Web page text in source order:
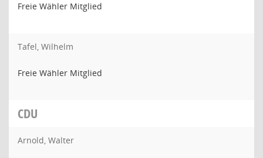
Freie Wähler Mitglied
Tafel, Wilhelm
Freie Wähler Mitglied
CDU
Arnold, Walter